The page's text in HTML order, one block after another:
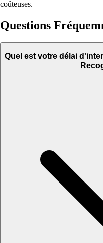
coûteuses.
Questions
Quel est votre délai